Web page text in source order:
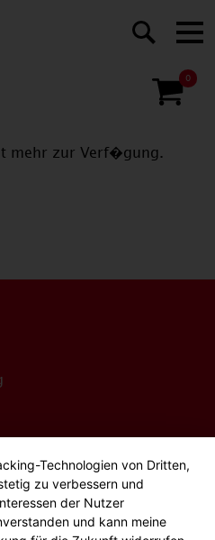
0
mehr zur Verf�gung.
Technologien von Dritten,
zu verbessern und
der Nutzer
und kann meine